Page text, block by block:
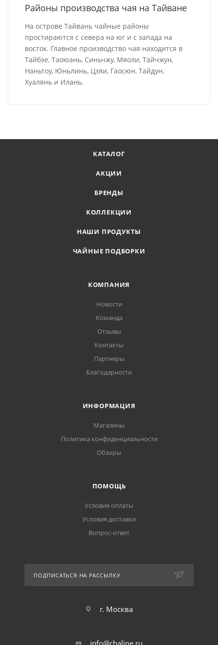
Районы производства чая на Тайване
На острове Тайвань чайные районы
простираются с севера на юг и с запада на
восток. Главное производство чая находится в
Тайбэе, Таоюань, Синьчжу, Мяоли, Тайчжун,
Наньтоу, Юньлинь, Цзяи, Гаосюн, Тайдун,
Хуалянь и Илань.
КАТАЛОГ
АКЦИИ
БРЕНДЫ
КОЛЛЕКЦИИ
НАШИ ПРОДУКТЫ
ЧАЙНЫЕ ПОДБОРКИ
КОМПАНИЯ
Новости
Команда
Отзывы
Контакты
Партнеры
Благодарности
ИНФОРМАЦИЯ
Магазины
Политика конфиденциальности
Обзоры
ПОМОЩЬ
Условия оплаты
Условия доставки
Вопрос-ответ
ПОДПИСАТЬСЯ НА РАССЫЛКУ
г. Москва